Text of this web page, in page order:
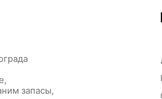
запасы,